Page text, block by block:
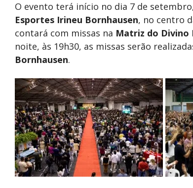
O evento terá início no dia 7 de
Esportes Irineu Bornhausen, no centro
contará com missas na Matriz do Divino
noite, às 19h30, as missas serão
Bornhausen.